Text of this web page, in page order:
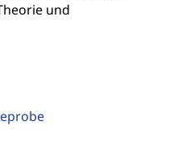
und